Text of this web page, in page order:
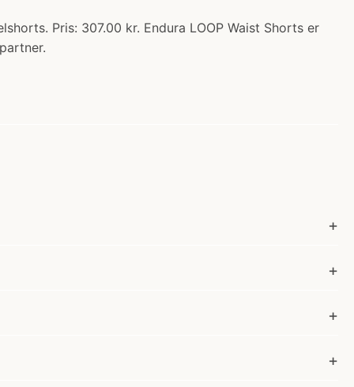
Pris: 307.00 kr. Endura LOOP Waist Shorts er